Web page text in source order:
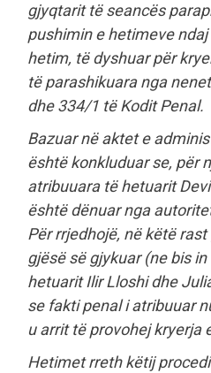
gjyqtarit të seancës
pushimin e hetimeve
hetim, të dyshuar për
të parashikuara nga
dhe 334/1 të Kodit Penal.
Bazuar në aktet e
është konkluduar se, për
atribuuara të hetuarit
është dënuar nga
Për rrjedhojë, në këtë
gjësë së gjykuar (ne bis
hetuarit Ilir Lloshi dhe
se fakti penal i atribuuar
u arrit të provohej kryerja
Hetimet rreth këtij